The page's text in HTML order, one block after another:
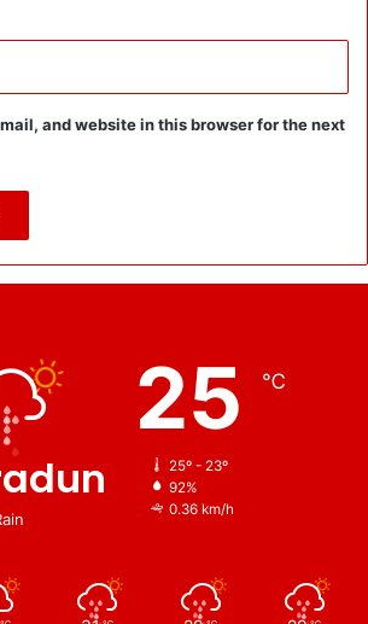
and website in this browser for the next
25 ℃
25º - 23º
92%
0.36 km/h